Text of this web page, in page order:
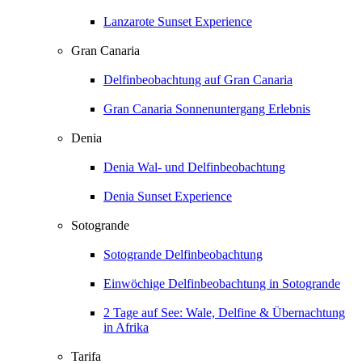
Lanzarote Sunset Experience
Gran Canaria
Delfinbeobachtung auf Gran Canaria
Gran Canaria Sonnenuntergang Erlebnis
Denia
Denia Wal- und Delfinbeobachtung
Denia Sunset Experience
Sotogrande
Sotogrande Delfinbeobachtung
Einwöchige Delfinbeobachtung in Sotogrande
2 Tage auf See: Wale, Delfine & Übernachtung
in Afrika
Tarifa